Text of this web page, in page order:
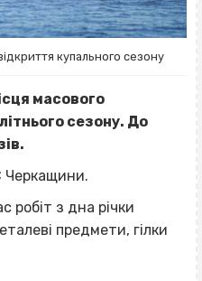
купального сезону
масового
сезону. До
робіт з дна річки
предмети, гілки